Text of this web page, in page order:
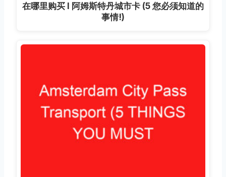
在哪里购买 I 阿姆斯特丹城市卡 (5 您必须知道的
事情!)